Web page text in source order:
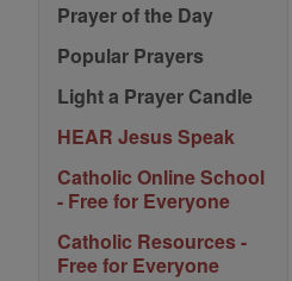
Prayer of the Day
Popular Prayers
Light a Prayer Candle
HEAR Jesus Speak
Catholic Online School
- Free for Everyone
Catholic Resources -
Free for Everyone